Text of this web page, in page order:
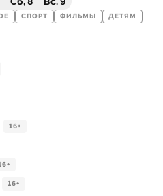
СПОРТ ФИЛЬМЫ ДЕТЯМ
16+
16+